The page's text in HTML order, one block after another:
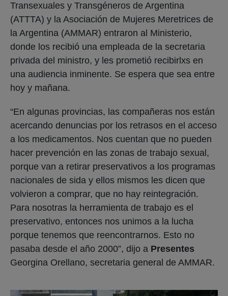
Transexuales y Transgéneros de Argentina
(ATTTA) y la Asociación de Mujeres Meretrices de
la Argentina (AMMAR) entraron al Ministerio,
donde los recibió una empleada de la secretaria
privada del ministro, y les prometió recibirlxs en
una audiencia inminente. Se espera que sea entre
hoy y mañana.
“En algunas provincias, las compañeras nos están
acercando denuncias por los retrasos en el acceso
a los medicamentos. Nos cuentan que no pueden
hacer prevención en las zonas de trabajo sexual,
porque van a retirar preservativos a los programas
nacionales de sida y ellos mismos les dicen que
volvieron a comprar, que no hay reintegración.
Para nosotras la herramienta de trabajo es el
preservativo, entonces nos unimos a la lucha
porque tenemos que reencontrarnos. Esto no
pasaba desde el año 2000”, dijo a Presentes
Georgina Orellano, secretaria general de AMMAR.